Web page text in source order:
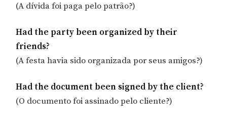
(A dívida foi paga pelo patrão?)
Had the party been organized by their
friends?
(A festa havia sido organizada por seus amigos?)
Had the document been signed by the client?
(O documento foi assinado pelo cliente?)